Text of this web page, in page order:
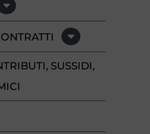
SUSSIDI,